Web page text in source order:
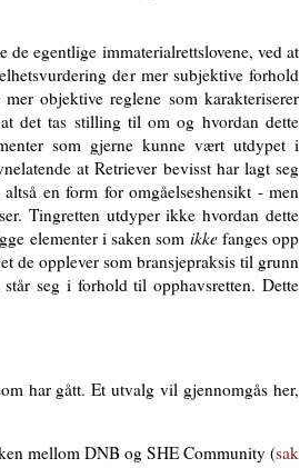
egentlige immaterialrettslovene, ved at
der mer subjektive forhold
objektive reglene som karakteriserer
at det tas stilling til om og hvordan dette
som gjerne kunne vært utdypet i
at Retriever bevisst har lagt seg
en form for omgåelseshensikt - men
Tingretten utdyper ikke hvordan dette
elementer i saken som ikkefanges opp
de opplever som bransjepraksis til grunn
seg i forhold til opphavsretten. Dette
har gått. Et utvalg vil gjennomgås her,
mellom DNB og SHE Community (sak